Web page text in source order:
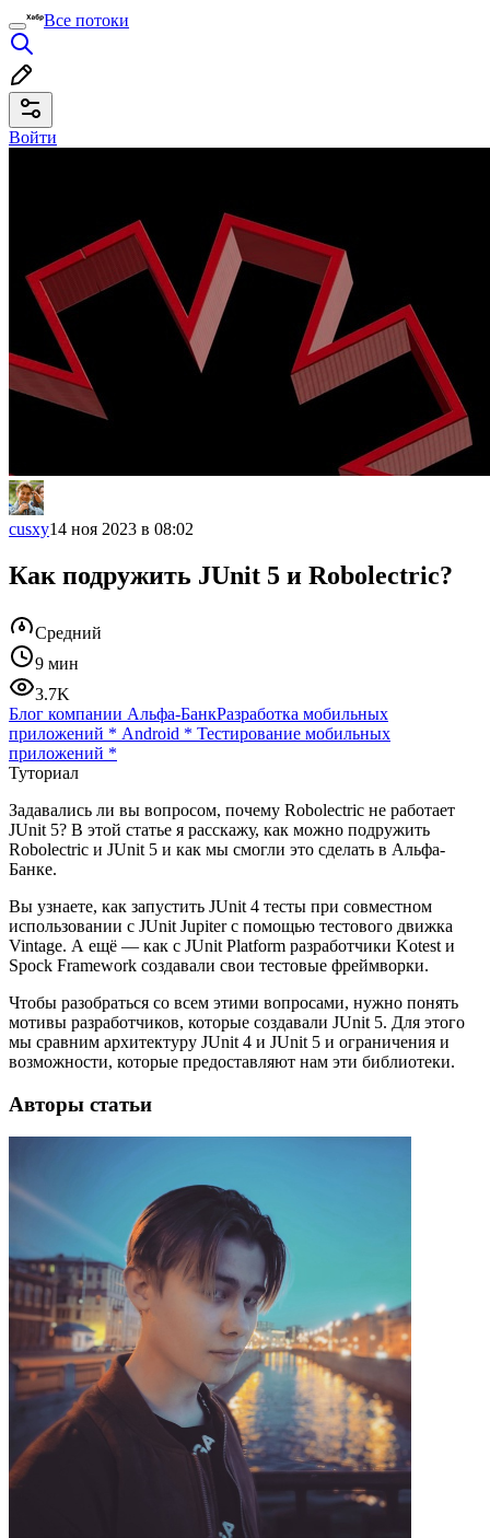
Все потоки
Войти
cusxy14 ноя 2023 в 08:02
Как подружить JUnit 5 и Robolectric?
Средний
9 мин
3.7K
Блог компании Альфа-БанкРазработка мобильных
приложений * Android * Тестирование мобильных
приложений *
Туториал
Задавались ли вы вопросом, почему Robolectric не работает
JUnit 5? В этой статье я расскажу, как можно подружить
Robolectric и JUnit 5 и как мы смогли это сделать в Альфа-
Банке.
Вы узнаете, как запустить JUnit 4 тесты при совместном
использовании с JUnit Jupiter с помощью тестового движка
Vintage. А ещё — как с JUnit Platform разработчики Kotest и
Spock Framework создавали свои тестовые фреймворки.
Чтобы разобраться со всем этими вопросами, нужно понять
мотивы разработчиков, которые создавали JUnit 5. Для этого
мы сравним архитектуру JUnit 4 и JUnit 5 и ограничения и
возможности, которые предоставляют нам эти библиотеки.
Авторы статьи